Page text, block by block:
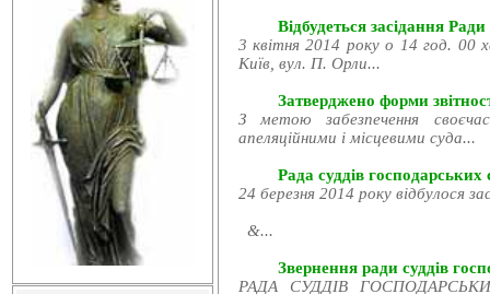
Відбудеться засідання
3 квітня 2014 року о 14 год. 00
Київ, вул. П. Орли...
Затверджено форми
З метою забезпечення
апеляційними і місцевими суда...
Рада суддів господарських
24 березня 2014 року відбулося
&...
Звернення ради суддів
РАДА СУДДІВ